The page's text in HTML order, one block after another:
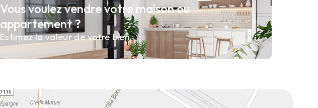
Vous voulez vendre votre maison ou
appartement ?
Estimez la valeur de votre bien.